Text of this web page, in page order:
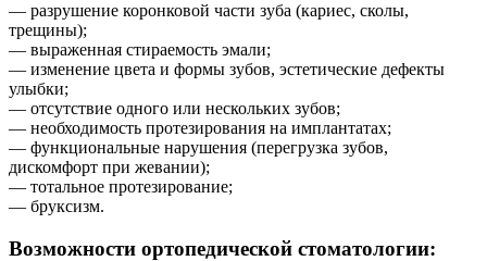
— разрушение коронковой части зуба (кариес, сколы,
трещины);
— выраженная стираемость эмали;
— изменение цвета и формы зубов, эстетические дефекты
улыбки;
— отсутствие одного или нескольких зубов;
— необходимость протезирования на имплантатах;
— функциональные нарушения (перегрузка зубов,
дискомфорт при жевании);
— тотальное протезирование;
— бруксизм.
Возможности ортопедической стоматологии: